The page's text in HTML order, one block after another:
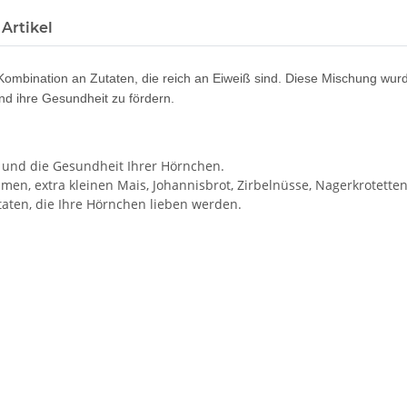
an Zutaten, die reich an Eiweiß sind. Diese Mischung
ihre Gesundheit zu fördern.
die Gesundheit Ihrer Hörnchen.
extra kleinen Mais, Johannisbrot, Zirbelnüsse,
die Ihre Hörnchen lieben werden.